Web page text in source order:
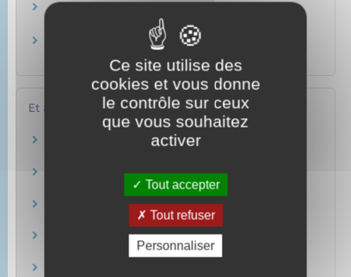
Décès du partenaire de Pacs : quelles sont les
règles de succession ?
Mariage, Pacs ou concubinage (union libre) :
quelles différences ?
Et aussi
Actes d'état civil
Papiers – Citoyenneté – Élections
Effets d'un Pacs
Modifier un Pacs
Ce site utilise des
cookies et vous donne
le contrôle sur ceux
que vous souhaitez
activer
Tout accepter
Tout refuser
Personnaliser